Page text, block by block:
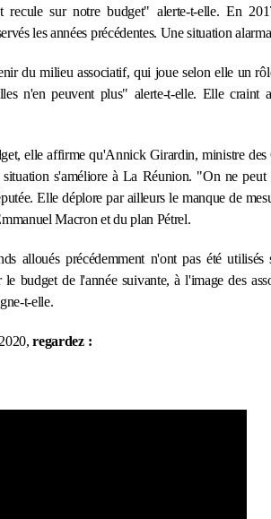
sur notre budget" alerte-t-elle. En
les années précédentes. Une situation
du milieu associatif, qui joue selon elle un
n'en peuvent plus" alerte-t-elle. Elle craint
elle affirme qu'Annick Girardin, ministre
s'améliore à La Réunion. "On ne peut
Elle déplore par ailleurs le manque de
Macron et du plan Pétrel.
alloués précédemment n'ont pas été
budget de l'année suivante, à l'image des
t-elle.
regardez :